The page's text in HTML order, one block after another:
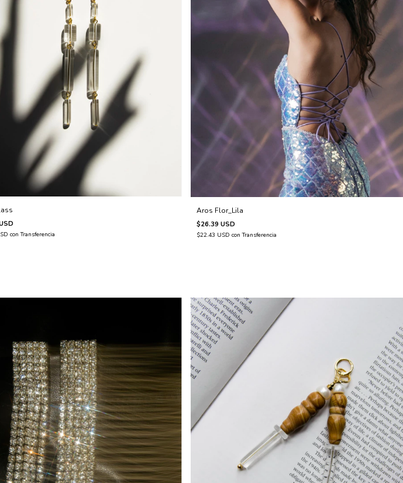
con Transferencia
Aros Flor_Lila
$26.39 USD
$22.43 USD con Transferencia